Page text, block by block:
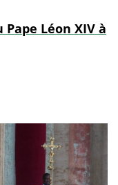
Léon XIV à